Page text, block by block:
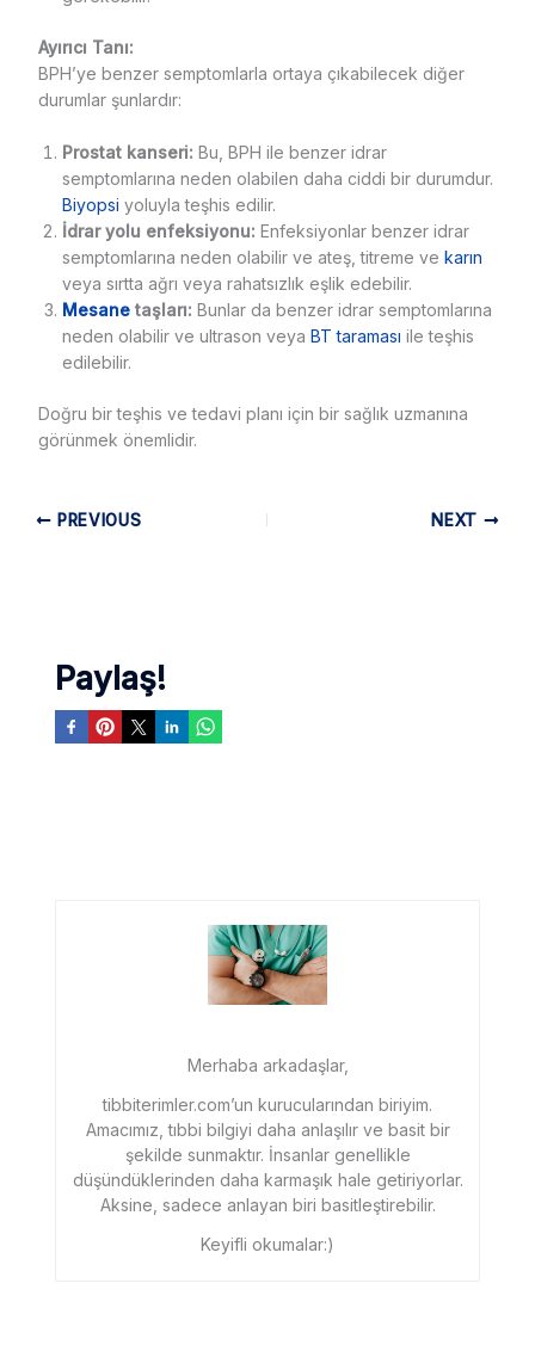
Ayırıcı Tanı:
BPH’ye benzer semptomlarla ortaya çıkabilecek diğer
durumlar şunlardır:
Prostat kanseri: Bu, BPH ile benzer idrar
semptomlarına neden olabilen daha ciddi bir durumdur.
Biyopsi yoluyla teşhis edilir.
İdrar yolu enfeksiyonu: Enfeksiyonlar benzer idrar
semptomlarına neden olabilir ve ateş, titreme ve karın
veya sırtta ağrı veya rahatsızlık eşlik edebilir.
Mesanetaşları: Bunlar da benzer idrar semptomlarına
neden olabilir ve ultrason veya BT taraması ile teşhis
edilebilir.
Doğru bir teşhis ve tedavi planı için bir sağlık uzmanına
görünmek önemlidir.
PREVIOUS NEXT
Paylaş!
Merhaba arkadaşlar,
tibbiterimler.com’un kurucularından biriyim.
Amacımız, tıbbi bilgiyi daha anlaşılır ve basit bir
şekilde sunmaktır. İnsanlar genellikle
düşündüklerinden daha karmaşık hale getiriyorlar.
Aksine, sadece anlayan biri basitleştirebilir.
Keyifli okumalar:)